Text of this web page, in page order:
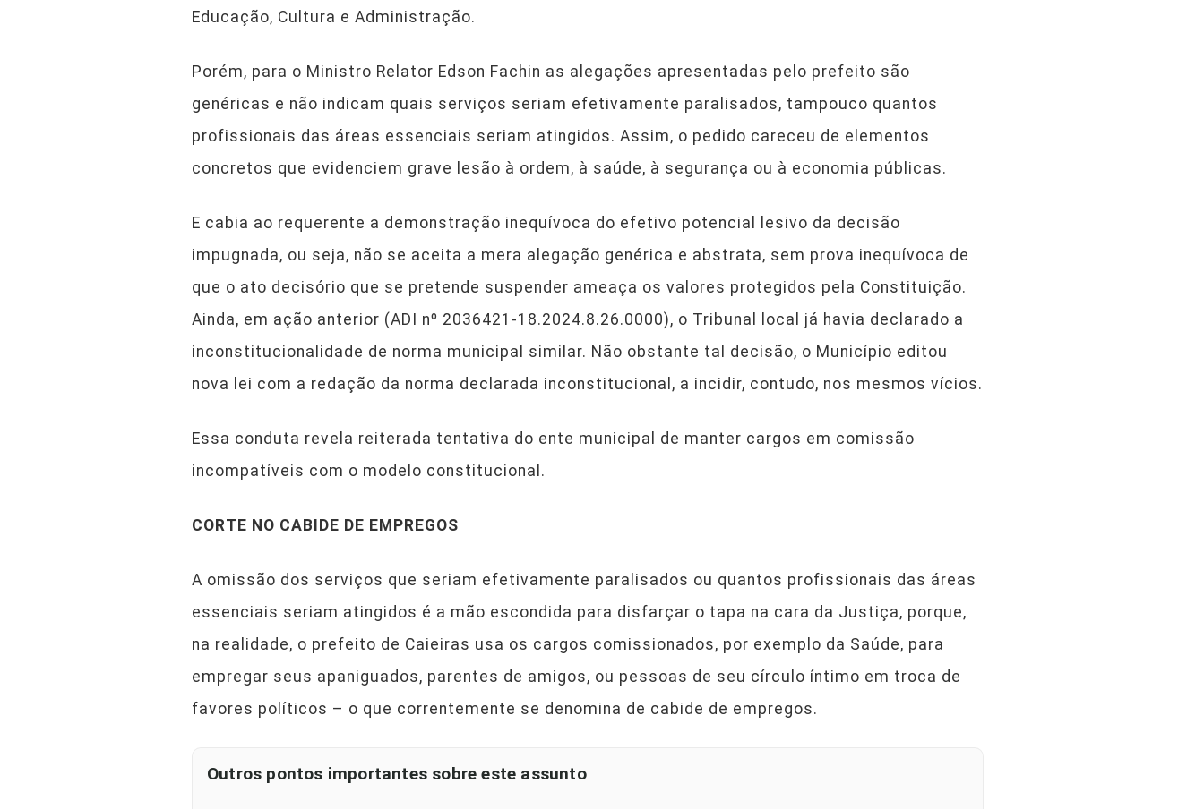
Educação, Cultura e Administração.
Porém, para o Ministro Relator Edson Fachin as alegações apresentadas pelo prefeito são
genéricas e não indicam quais serviços seriam efetivamente paralisados, tampouco quantos
profissionais das áreas essenciais seriam atingidos. Assim, o pedido careceu de elementos
concretos que evidenciem grave lesão à ordem, à saúde, à segurança ou à economia públicas.
E cabia ao requerente a demonstração inequívoca do efetivo potencial lesivo da decisão
impugnada, ou seja, não se aceita a mera alegação genérica e abstrata, sem prova inequívoca de
que o ato decisório que se pretende suspender ameaça os valores protegidos pela Constituição.
Ainda, em ação anterior (ADI nº 2036421-18.2024.8.26.0000), o Tribunal local já havia declarado a
inconstitucionalidade de norma municipal similar. Não obstante tal decisão, o Município editou
nova lei com a redação da norma declarada inconstitucional, a incidir, contudo, nos mesmos vícios.
Essa conduta revela reiterada tentativa do ente municipal de manter cargos em comissão
incompatíveis com o modelo constitucional.
CORTE NO CABIDE DE EMPREGOS
A omissão dos serviços que seriam efetivamente paralisados ou quantos profissionais das áreas
essenciais seriam atingidos é a mão escondida para disfarçar o tapa na cara da Justiça, porque,
na realidade, o prefeito de Caieiras usa os cargos comissionados, por exemplo da Saúde, para
empregar seus apaniguados, parentes de amigos, ou pessoas de seu círculo íntimo em troca de
favores políticos – o que correntemente se denomina de cabide de empregos.
Outros pontos importantes sobre este assunto